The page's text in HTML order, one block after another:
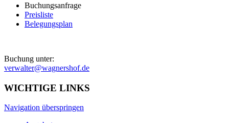
Buchungsanfrage
Preisliste
Belegungsplan
Buchung unter:
verwalter@wagnershof.de
WICHTIGE LINKS
Navigation überspringen